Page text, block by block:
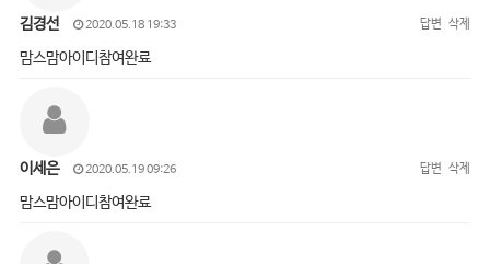
김경선 2020.05.18 19:33 답변 삭제
맘스맘아이디참여완료
이세은 2020.05.19 09:26 답변 삭제
맘스맘아이디참여완료